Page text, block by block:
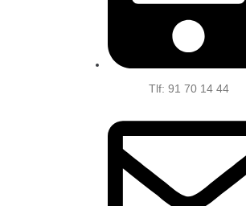
Tlf: 91 70 14 44